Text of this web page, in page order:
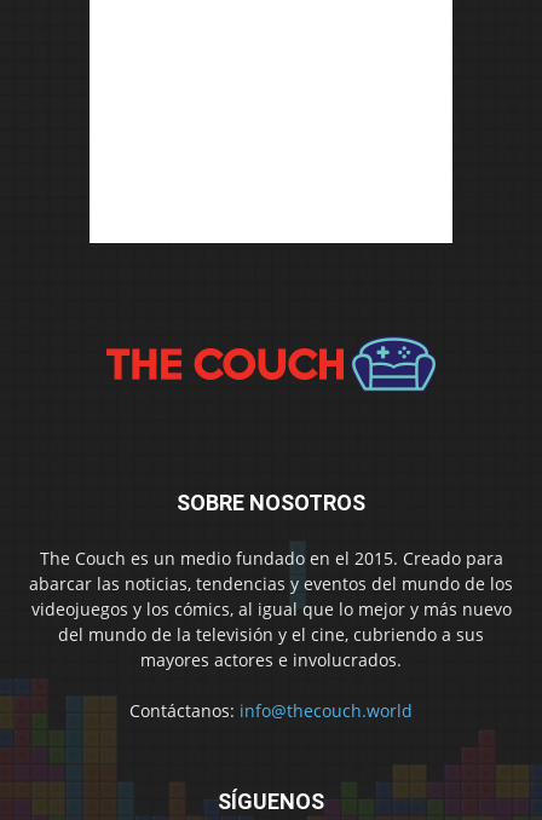
SOBRE NOSOTROS
The Couch es un medio fundado en el 2015. Creado para
abarcar las noticias, tendencias y eventos del mundo de los
videojuegos y los cómics, al igual que lo mejor y más nuevo
del mundo de la televisión y el cine, cubriendo a sus
mayores actores e involucrados.
Contáctanos: info@thecouch.world
SÍGUENOS